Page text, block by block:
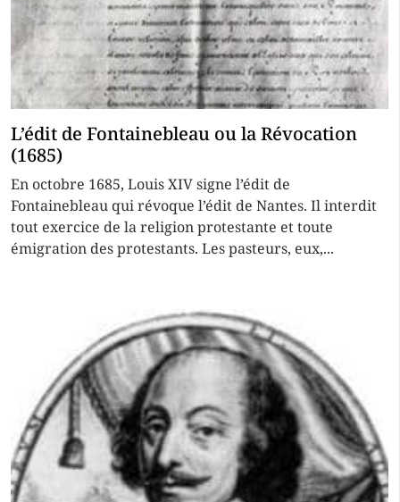
L’édit de Fontainebleau ou la Révocation
(1685)
En octobre 1685, Louis XIV signe l’édit de
Fontainebleau qui révoque l’édit de Nantes. Il interdit
tout exercice de la religion protestante et toute
émigration des protestants. Les pasteurs, eux,...